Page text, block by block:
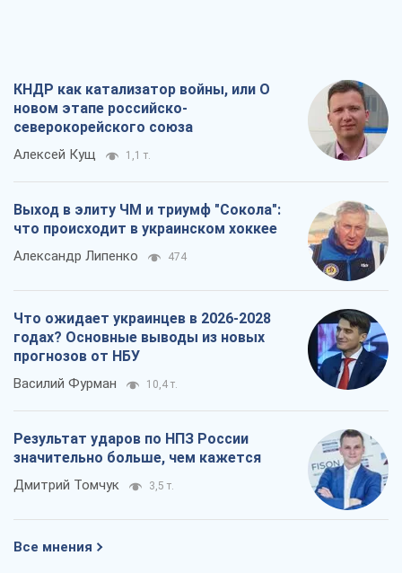
КНДР как катализатор войны, или О
новом этапе российско-
северокорейского союза
Алексей Кущ 1,1 т.
Выход в элиту ЧМ и триумф "Сокола":
что происходит в украинском хоккее
Александр Липенко 474
Что ожидает украинцев в 2026-2028
годах? Основные выводы из новых
прогнозов от НБУ
Василий Фурман 10,4 т.
Результат ударов по НПЗ России
значительно больше, чем кажется
Дмитрий Томчук 3,5 т.
Все мнения